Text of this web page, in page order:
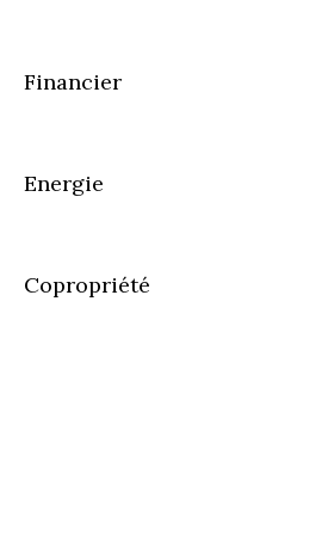
Financier
Energie
Copropriété